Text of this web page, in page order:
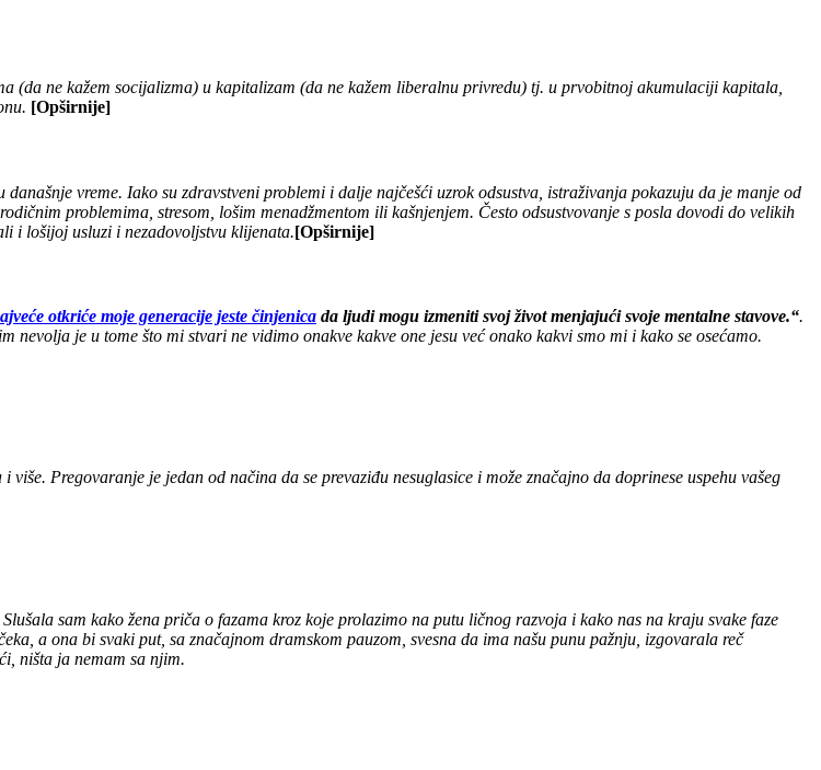
(da ne kažem socijalizma) u kapitalizam (da ne kažem liberalnu privredu) tj. u prvobitnoj akumulaciji kapitala,
[Opširnije]
vreme. Iako su zdravstveni problemi i dalje najčešći uzrok odsustva, istraživanja pokazuju da je manje od
problemima, stresom, lošim menadžmentom ili kašnjenjem. Često odsustvovanje s posla dovodi do velikih
i lošijoj usluzi i nezadovoljstvu klijenata.[Opširnije]
otkriće moje generacije jeste činjenica da ljudi mogu izmeniti svoj život menjajući svoje mentalne stavove.“.
nevolja je u tome što mi stvari ne vidimo onakve kakve one jesu već onako kakvi smo mi i kako se osećamo.
Pregovaranje je jedan od načina da se prevaziđu nesuglasice i može značajno da doprinese uspehu vašeg
sam kako žena priča o fazama kroz koje prolazimo na putu ličnog razvoja i kako nas na kraju svake faze
a ona bi svaki put, sa značajnom dramskom pauzom, svesna da ima našu punu pažnju, izgovarala reč
ništa ja nemam sa njim.